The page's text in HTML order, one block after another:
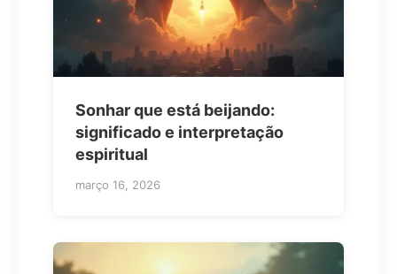
Sonhar que está beijando:
significado e interpretação
espiritual
março 16, 2026